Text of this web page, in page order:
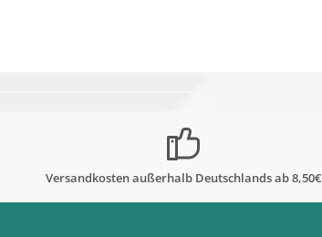
Versandkosten außerhalb Deutschlands ab 8,50€